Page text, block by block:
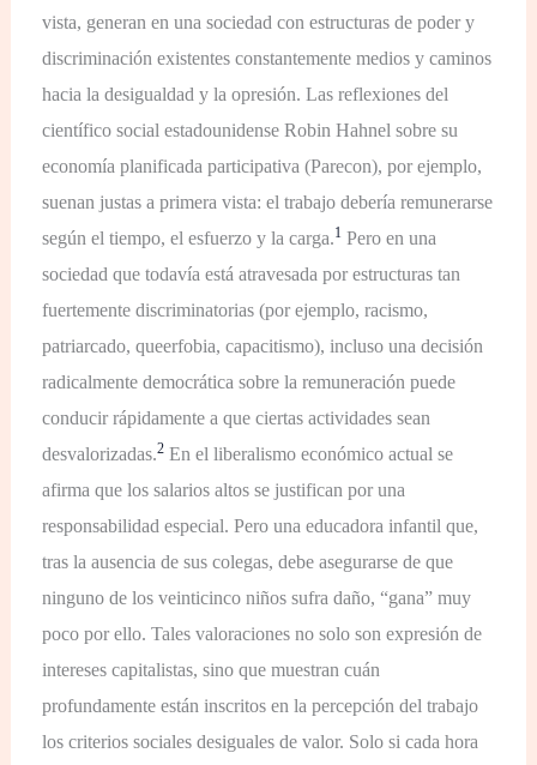
vista, generan en una sociedad con estructuras de poder y
discriminación existentes constantemente medios y caminos
hacia la desigualdad y la opresión. Las reflexiones del
científico social estadounidense Robin Hahnel sobre su
economía planificada participativa (Parecon), por ejemplo,
suenan justas a primera vista: el trabajo debería remunerarse
según el tiempo, el esfuerzo y la carga.1 Pero en una
sociedad que todavía está atravesada por estructuras tan
fuertemente discriminatorias (por ejemplo, racismo,
patriarcado, queerfobia, capacitismo), incluso una decisión
radicalmente democrática sobre la remuneración puede
conducir rápidamente a que ciertas actividades sean
desvalorizadas.2 En el liberalismo económico actual se
afirma que los salarios altos se justifican por una
responsabilidad especial. Pero una educadora infantil que,
tras la ausencia de sus colegas, debe asegurarse de que
ninguno de los veinticinco niños sufra daño, “gana” muy
poco por ello. Tales valoraciones no solo son expresión de
intereses capitalistas, sino que muestran cuán
profundamente están inscritos en la percepción del trabajo
los criterios sociales desiguales de valor. Solo si cada hora